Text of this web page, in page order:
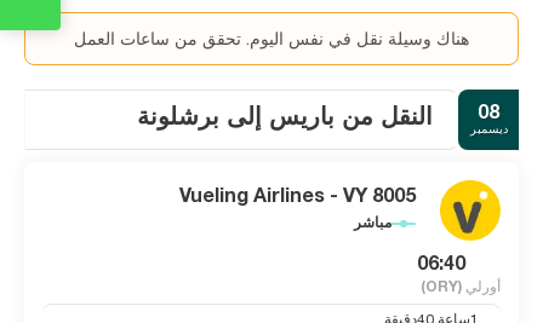
هناك وسيلة نقل في نفس اليوم. تحقق من ساعات العمل
08
ديسمبر النقل من باريس إلى برشلونة
Vueling Airlines - VY 8005
مباشر
06:40
أورلي (ORY)